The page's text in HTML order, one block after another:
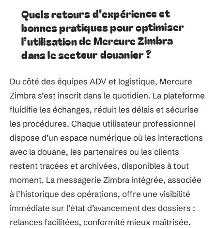
Quels retours d’expérience et
bonnes pratiques pour optimiser
l’utilisation de Mercure Zimbra
dans le secteur douanier ?
Du côté des équipes ADV et logistique, Mercure
Zimbra s’est inscrit dans le quotidien. La plateforme
fluidifie les échanges, réduit les délais et sécurise
les procédures. Chaque utilisateur professionnel
dispose d’un espace numérique où les interactions
avec la douane, les partenaires ou les clients
restent tracées et archivées, disponibles à tout
moment. La messagerie Zimbra intégrée, associée
à l’historique des opérations, offre une visibilité
immédiate sur l’état d’avancement des dossiers :
relances facilitées, conformité mieux maîtrisée.